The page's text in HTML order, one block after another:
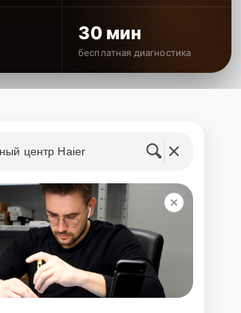
30 мин
бесплатная диагностика
центр Haier